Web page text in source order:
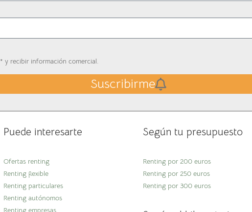
* y recibir información comercial.
Suscribirme
Puede interesarte
Ofertas renting
Renting flexible
Renting particulares
Renting autónomos
Renting empresas
Según tu presupuesto
Renting por 200 euros
Renting por 250 euros
Renting por 300 euros